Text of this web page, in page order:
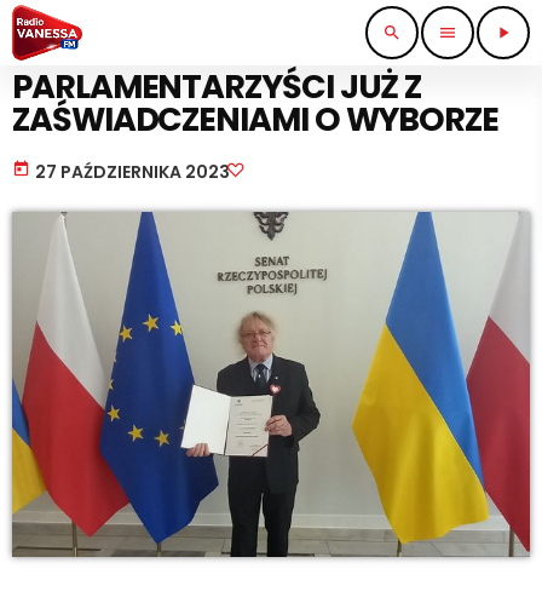
search menu play_arrow
PRACA I BIZNES
PARLAMENTARZYŚCI JUŻ Z
ZAŚWIADCZENIAMI O WYBORZE
today 27 PAŹDZIERNIKA 2023